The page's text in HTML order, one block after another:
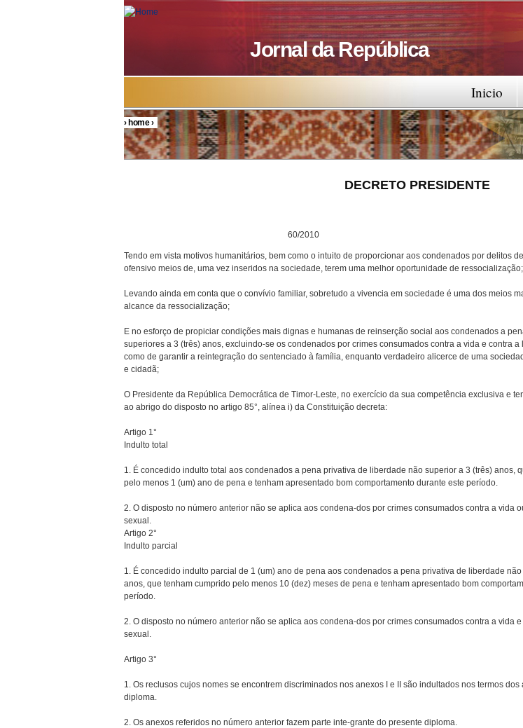
Jornal da República
Inicio
You are here
›home›
DECRETO PRESIDENTE
60/2010
Tendo em vista motivos humanitários, bem como o intuito de proporcionar aos condenados por delitos
ofensivo meios de, uma vez inseridos na sociedade, terem uma melhor oportunidade de ressocialização;
Levando ainda em conta que o convívio familiar, sobretudo a vivencia em sociedade é uma dos meios
alcance da ressocialização;
E no esforço de propiciar condições mais dignas e humanas de reinserção social aos condenados a
superiores a 3 (três) anos, excluindo-se os condenados por crimes consumados contra a vida e contra
como de garantir a reintegração do sentenciado à família, enquanto verdadeiro alicerce de uma
e cidadã;
O Presidente da República Democrática de Timor-Leste, no exercício da sua competência exclusiva e
ao abrigo do disposto no artigo 85°, alínea i) da Constituição decreta:
Artigo 1°
Indulto total
1. É concedido indulto total aos condenados a pena privativa de liberdade não superior a 3 (três) anos,
pelo menos 1 (um) ano de pena e tenham apresentado bom comportamento durante este período.
2. O disposto no número anterior não se aplica aos condena-dos por crimes consumados contra a vida
sexual.
Artigo 2°
Indulto parcial
1. É concedido indulto parcial de 1 (um) ano de pena aos condenados a pena privativa de liberdade
anos, que tenham cumprido pelo menos 10 (dez) meses de pena e tenham apresentado bom
período.
2. O disposto no número anterior não se aplica aos condena-dos por crimes consumados contra a vida
sexual.
Artigo 3°
1. Os reclusos cujos nomes se encontrem discriminados nos anexos I e II são indultados nos termos dos
diploma.
2. Os anexos referidos no número anterior fazem parte inte-grante do presente diploma.